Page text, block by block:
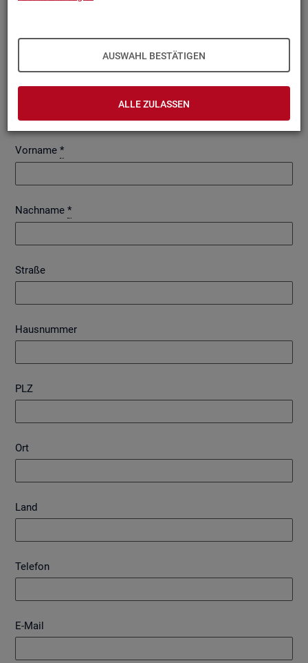
AUSWAHL BESTÄTIGEN
ALLE ZULASSEN
An­re­de
Vorname *
Nachname *
Straße
Hausnummer
PLZ
Ort
Land
Telefon
E-Mail